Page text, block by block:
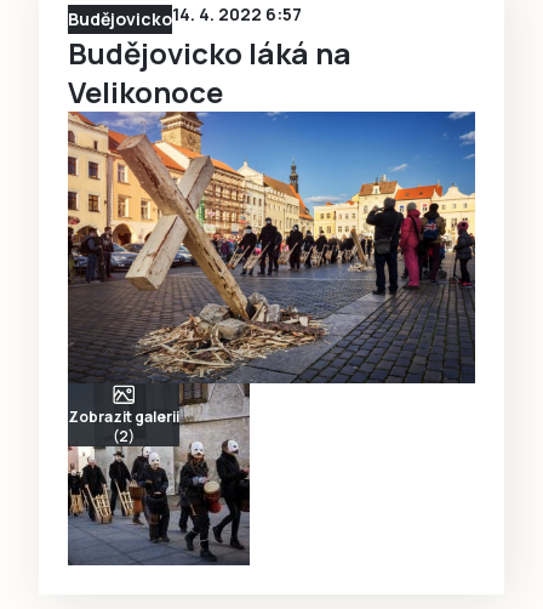
Budějovicko14. 4. 2022 6:57
Budějovicko láká na
Velikonoce
Zobrazit galerii
(2)